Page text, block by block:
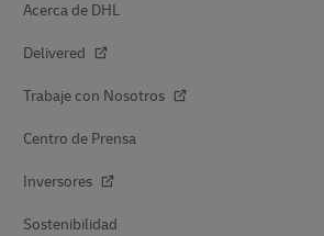
Acerca de DHL
Delivered
Trabaje con Nosotros
Centro de Prensa
Inversores
Sostenibilidad